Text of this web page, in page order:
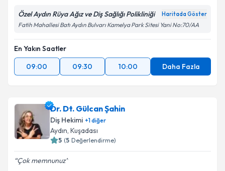
Özel Aydın Rüya Ağız ve Diş Sağlığı Polikliniği Haritada Göster
Fatih Mahallesi Batı Aydın Bulvarı Kamelya Park Sitesi Yani No:70/AA
En Yakın Saatler
09:00
09:30 10:00 Daha Fazla
Dr. Dt. Gülcan Şahin
Diş Hekimi +1diğer
Aydın, Kuşadası
5 (5 Değerlendirme)
Çok memnunuz